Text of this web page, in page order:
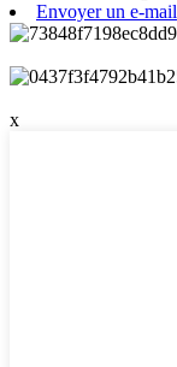
Envoyer un e-mail
x